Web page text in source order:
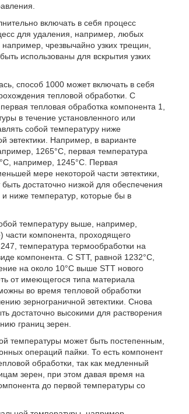
включать в себя процесс
для удаления, например, любых
чрезвычайно узких трещин,
использованы для вскрытия узких
способ 1000 может включать в себя
тепловой обработки. С
тепловая обработка компонента 1,
в течение установленного или
собой температуру ниже
эвтектики. Например, в варианте
1265°C, первая температура
например, 1245°С. Первая
мере некоторой части эвтектики,
достаточно низкой для обеспечения
ниже температур, которые бы в
температуру выше, например,
части компонента, проходящего
температура термообработки на
компонента. С STT, равной 1232°C,
на около 10°C выше STT нового
от имеющегося типа материала
во время тепловой обработки
зернограничной эвтектики. Снова
достаточно высокими для растворения
границ зерен.
температуры может быть постепенным,
операций пайки. То есть компонент
обработки, так как медленный
зерен, при этом давая время на
до первой температуры со